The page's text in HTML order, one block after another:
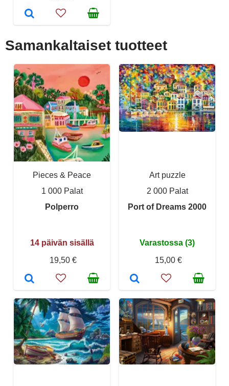
Samankaltaiset tuotteet
Pieces & Peace
1 000 Palat
Polperro
14 päivän sisällä
19,50 €
Art puzzle
2 000 Palat
Port of Dreams 2000
Varastossa (3)
15,00 €